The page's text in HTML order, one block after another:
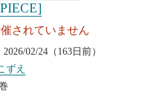
されていません
2026/02/24（163日前）
ずえ